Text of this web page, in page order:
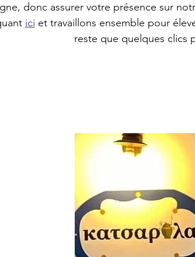
donc assurer votre présence sur
ici et travaillons ensemble pour
reste que quelques clics